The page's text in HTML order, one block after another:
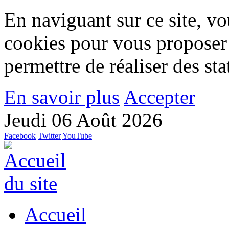
En naviguant sur ce site,
cookies pour vous
permettre de réaliser des
En savoir plus Accepter
Jeudi 06 Août 2026
Facebook TwitterYouTube
Accueil